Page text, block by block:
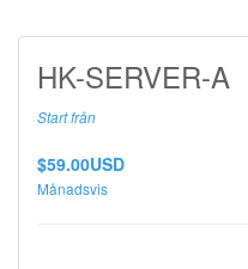
HK-SERVER-A
Start från
$59.00USD
Månadsvis